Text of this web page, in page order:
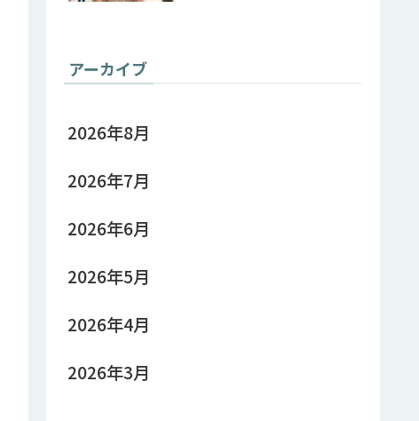
アーカイブ
2026年8月
2026年7月
2026年6月
2026年5月
2026年4月
2026年3月